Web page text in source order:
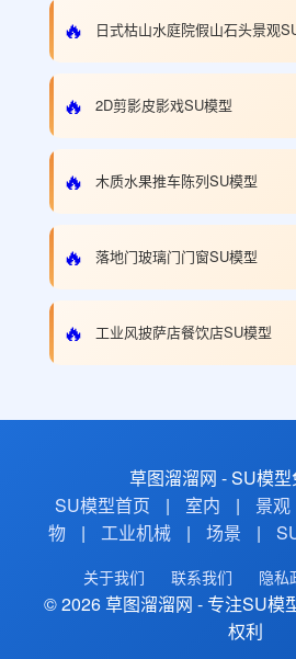
🔥 日式枯山水庭院假山石头景观
🔥 2D剪影皮影戏SU模型
🔥 木质水果推车陈列SU模型
🔥 落地门玻璃门门窗SU模型
🔥 工业风披萨店餐饮店SU模型
草图溜溜网 - SU模
SU模型首页
| 室内 | 景观
物
| 工业机械 | 场景 |
关于我们 联系我们 隐私
© 2026 草图溜溜网 - 专注SU模
权利